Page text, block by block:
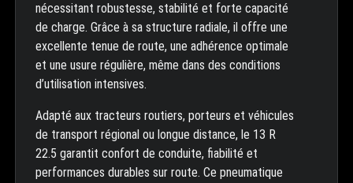
nécessitant robustesse, stabilité et forte capacité
de charge. Grâce à sa structure radiale, il offre une
excellente tenue de route, une adhérence optimale
et une usure régulière, même dans des conditions
d’utilisation intensives.
Adapté aux tracteurs routiers, porteurs et véhicules
de transport régional ou longue distance, le 13 R
22.5 garantit confort de conduite, fiabilité et
performances durables sur route. Ce pneumatique